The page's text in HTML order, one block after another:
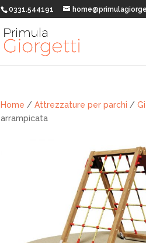
0331.544191
Home /Attrezzature per parchi /
arrampicata